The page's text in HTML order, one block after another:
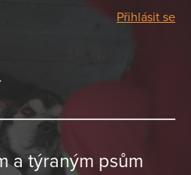
Přihlásit se
a týraným psům